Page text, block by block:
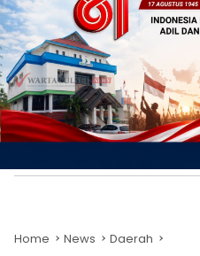
Home News Daerah